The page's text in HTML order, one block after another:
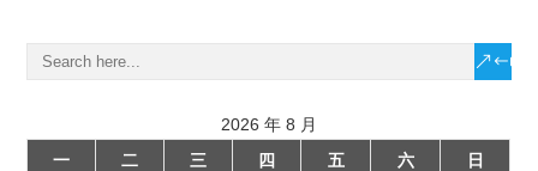
2026 年 8 月
一
二 三 四 五 六 日